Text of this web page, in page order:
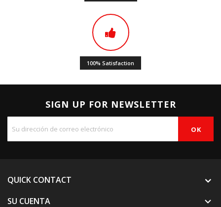
100% Satisfaction
SIGN UP FOR NEWSLETTER
QUICK CONTACT
SU CUENTA
